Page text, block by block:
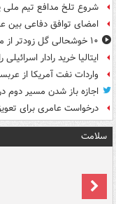
شروع تلخ مدافع تیم ملی
امضای توافق دفاعی بین
۱۰ خوشحالی گل زودتر از موعد
ایتالیا خرید رادار
واردات نفت آمریکا از
اجازه باز شدن مسیر دوم
درخواست عامری برای
سلامت